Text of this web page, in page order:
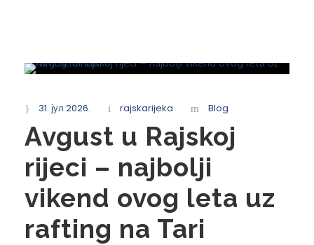
31. јул 2026. rajskarijeka Blog
Avgust u Rajskoj
rijeci – najbolji
vikend ovog leta uz
rafting na Tari